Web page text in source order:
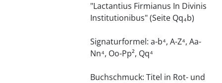
"Lactantius Firmianus In Divinis
Institutionibus" (Seite Qq₄b)
Signaturformel: a-b⁴, A-Z⁴, Aa-
Nn⁴, Oo-Pp², Qq⁴
Buchschmuck: Titel in Rot- und